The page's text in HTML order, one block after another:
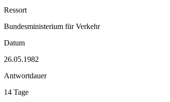
Ressort
Bundesministerium für Verkehr
Datum
26.05.1982
Antwortdauer
14 Tage